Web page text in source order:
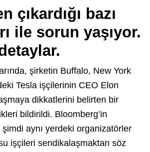
çıkardığı bazı
ile sorun yaşıyor.
şirketin Buffalo, New York
Tesla işçilerinin CEO Elon
dikkatlerini belirten bir
bildirildi. Bloomberg’in
aynı yerdeki organizatörler
işçileri sendikalaşmaktan söz